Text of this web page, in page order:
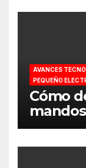
AVANCES
PEQUEÑO
Cómo